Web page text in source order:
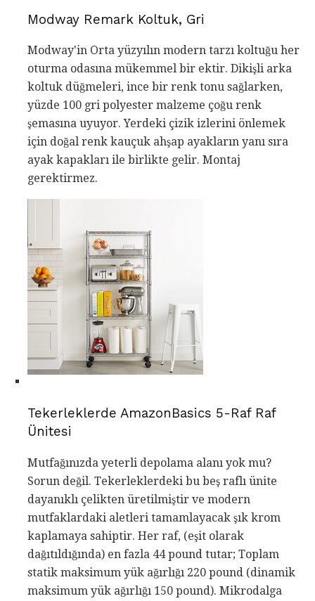
Modway Remark Koltuk, Gri
Modway'in Orta yüzyılın modern tarzı koltuğu her
oturma odasına mükemmel bir ektir. Dikişli arka
koltuk düğmeleri, ince bir renk tonu sağlarken,
yüzde 100 gri polyester malzeme çoğu renk
şemasına uyuyor. Yerdeki çizik izlerini önlemek
için doğal renk kauçuk ahşap ayakların yanı sıra
ayak kapakları ile birlikte gelir. Montaj
gerektirmez.
Tekerleklerde AmazonBasics 5-Raf Raf
Ünitesi
Mutfağınızda yeterli depolama alanı yok mu?
Sorun değil. Tekerleklerdeki bu beş raflı ünite
dayanıklı çelikten üretilmiştir ve modern
mutfaklardaki aletleri tamamlayacak şık krom
kaplamaya sahiptir. Her raf, (eşit olarak
dağıtıldığında) en fazla 44 pound tutar; Toplam
statik maksimum yük ağırlığı 220 pound (dinamik
maksimum yük ağırlığı 150 pound). Mikrodalga